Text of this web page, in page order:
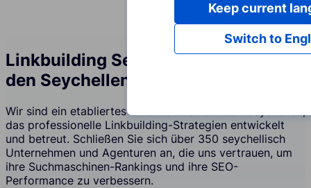
Deutsch
Linkbuilding Services Agentur auf
den Seychellen
Wir sind ein etabliertes Unternehmen auf den Seychellen,
das professionelle Linkbuilding-Strategien entwickelt
und betreut. Schließen Sie sich über 350 seychellisch
Unternehmen und Agenturen an, die uns vertrauen, um
ihre Suchmaschinen-Rankings und ihre SEO-
Performance zu verbessern.
Switch to
Keep current